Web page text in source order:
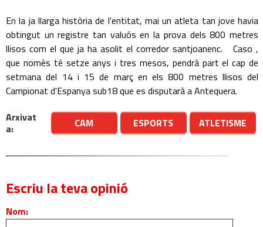
En la ja llarga història de l'entitat, mai un atleta tan jove havia
obtingut un registre tan valuós en la prova dels 800 metres
llisos com el que ja ha asolit el corredor santjoanenc. Caso ,
que nomès té setze anys i tres mesos, pendrà part el cap de
setmana del 14 i 15 de març en els 800 metres llisos del
Campionat d'Espanya sub18 que es disputarà a Antequera.
Arxivat
a:
CAM ESPORTS ATLETISME
Escriu la teva opinió
Nom: